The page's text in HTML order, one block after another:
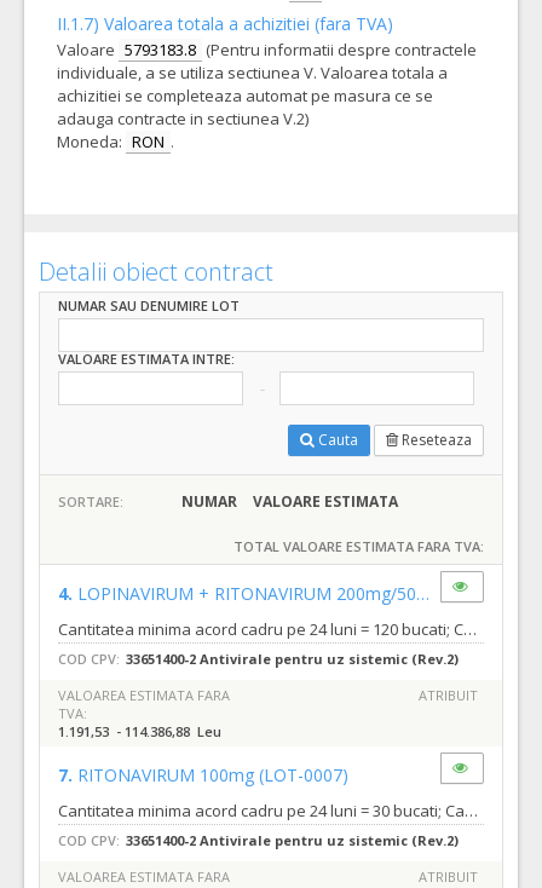
II.1.7) Valoarea totala a achizitiei (fara TVA)
Valoare 5793183.8 (Pentru informatii despre contractele
individuale, a se utiliza sectiunea V. Valoarea totala a
achizitiei se completeaza automat pe masura ce se
adauga contracte in sectiunea V.2)
Moneda: RON .
Detalii obiect contract
NUMAR SAU DENUMIRE LOT
VALOARE ESTIMATA INTRE:
Cauta Reseteaza
SORTARE: NUMAR VALOARE ESTIMATA
TOTAL VALOARE ESTIMATA FARA TVA:
4. LOPINAVIRUM + RITONAVIRUM 200mg/50mg (LOT-0004)
Cantitatea minima acord cadru pe 24 luni = 120 bucati; Cantitatea maxima acord cadru pe 24 luni = 11520 bucati;
COD CPV: 33651400-2 Antivirale pentru uz sistemic (Rev.2)
VALOAREA ESTIMATA FARA
TVA:
1.191,53 - 114.386,88 Leu
ATRIBUIT
7. RITONAVIRUM 100mg (LOT-0007)
Cantitatea minima acord cadru pe 24 luni = 30 bucati; Cantitatea maxima acord cadru pe 24 luni = 48600 bucati;
COD CPV: 33651400-2 Antivirale pentru uz sistemic (Rev.2)
VALOAREA ESTIMATA FARA
ATRIBUIT